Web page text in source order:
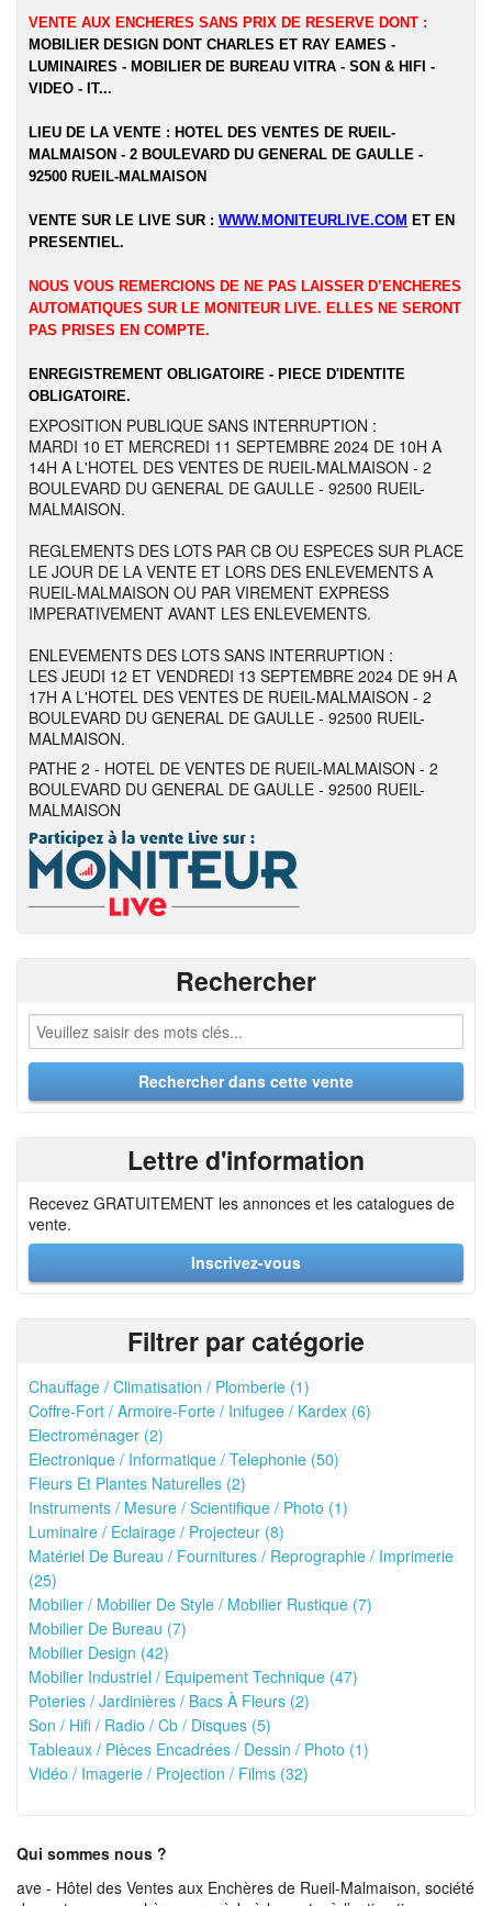
VENTE AUX ENCHERES SANS PRIX DE RESERVE DONT :
MOBILIER DESIGN DONT CHARLES ET RAY EAMES -
LUMINAIRES - MOBILIER DE BUREAU VITRA - SON & HIFI -
VIDEO - IT...
LIEU DE LA VENTE : HOTEL DES VENTES DE RUEIL-
MALMAISON - 2 BOULEVARD DU GENERAL DE GAULLE -
92500 RUEIL-MALMAISON
VENTE SUR LE LIVE SUR : WWW.MONITEURLIVE.COM ET EN
PRESENTIEL.
NOUS VOUS REMERCIONS DE NE PAS LAISSER D’ENCHERES
AUTOMATIQUES SUR LE MONITEUR LIVE. ELLES NE SERONT
PAS PRISES EN COMPTE.
ENREGISTREMENT OBLIGATOIRE - PIECE D'IDENTITE
OBLIGATOIRE.
EXPOSITION PUBLIQUE SANS INTERRUPTION :
MARDI 10 ET MERCREDI 11 SEPTEMBRE 2024 DE 10H A
14H A L'HOTEL DES VENTES DE RUEIL-MALMAISON - 2
BOULEVARD DU GENERAL DE GAULLE - 92500 RUEIL-
MALMAISON.
REGLEMENTS DES LOTS PAR CB OU ESPECES SUR PLACE
LE JOUR DE LA VENTE ET LORS DES ENLEVEMENTS A
RUEIL-MALMAISON OU PAR VIREMENT EXPRESS
IMPERATIVEMENT AVANT LES ENLEVEMENTS.
ENLEVEMENTS DES LOTS SANS INTERRUPTION :
LES JEUDI 12 ET VENDREDI 13 SEPTEMBRE 2024 DE 9H A
17H A L'HOTEL DES VENTES DE RUEIL-MALMAISON - 2
BOULEVARD DU GENERAL DE GAULLE - 92500 RUEIL-
MALMAISON.
PATHE 2 - HOTEL DE VENTES DE RUEIL-MALMAISON - 2
BOULEVARD DU GENERAL DE GAULLE - 92500 RUEIL-
MALMAISON
Rechercher
Lettre d'information
Recevez GRATUITEMENT les annonces et les catalogues de
vente.
Inscrivez-vous
Filtrer par catégorie
Chauffage / Climatisation / Plomberie (1)
Coffre-Fort / Armoire-Forte / Inifugee / Kardex (6)
Electroménager (2)
Electronique / Informatique / Telephonie (50)
Fleurs Et Plantes Naturelles (2)
Instruments / Mesure / Scientifique / Photo (1)
Luminaire / Eclairage / Projecteur (8)
Matériel De Bureau / Fournitures / Reprographie / Imprimerie
(25)
Mobilier / Mobilier De Style / Mobilier Rustique (7)
Mobilier De Bureau (7)
Mobilier Design (42)
Mobilier Industriel / Equipement Technique (47)
Poteries / Jardinières / Bacs À Fleurs (2)
Son / Hifi / Radio / Cb / Disques (5)
Tableaux / Pièces Encadrées / Dessin / Photo (1)
Vidéo / Imagerie / Projection / Films (32)
Qui sommes nous ?
ave - Hôtel des Ventes aux Enchères de Rueil-Malmaison, société